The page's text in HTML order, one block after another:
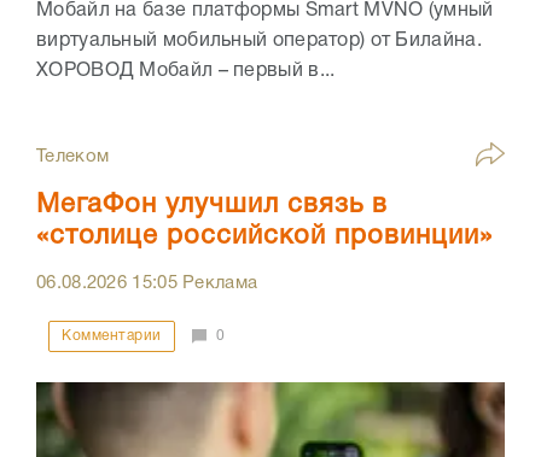
Мобайл на базе платформы Smart MVNO (умный
виртуальный мобильный оператор) от Билайна.
ХОРОВОД Мобайл – первый в...
Телеком
МегаФон улучшил связь в
«столице российской провинции»
06.08.2026 15:05Реклама
Комментарии 0